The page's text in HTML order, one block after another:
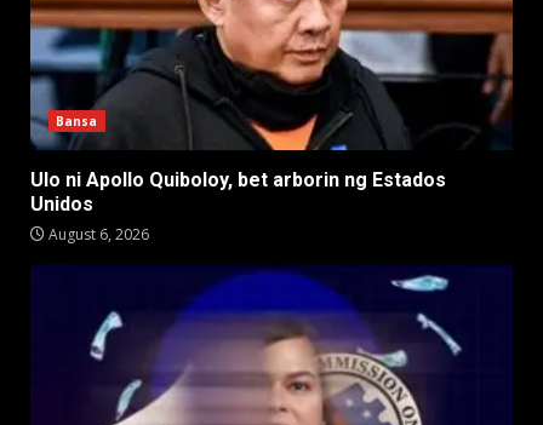
Bansa
Ulo ni Apollo Quiboloy, bet arborin ng Estados
Unidos
August 6, 2026